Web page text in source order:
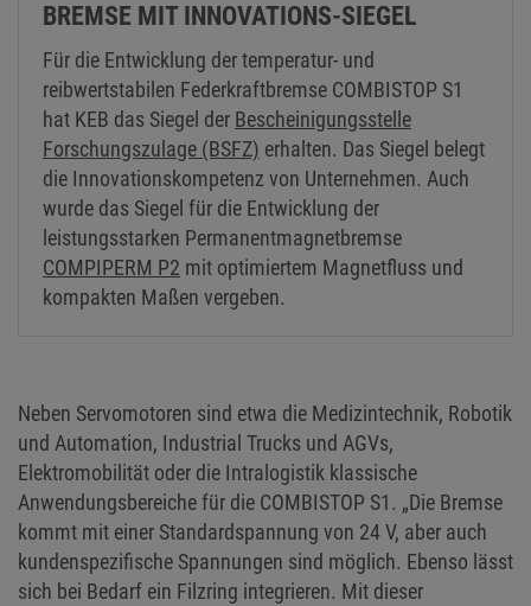
BREMSE MIT INNOVATIONS-SIEGEL
Für die Entwicklung der temperatur- und
reibwertstabilen Federkraftbremse COMBISTOP S1
hat KEB das Siegel der Bescheinigungsstelle
Forschungszulage (BSFZ) erhalten. Das Siegel belegt
die Innovationskompetenz von Unternehmen. Auch
wurde das Siegel für die Entwicklung der
leistungsstarken Permanentmagnetbremse
COMPIPERM P2 mit optimiertem Magnetfluss und
kompakten Maßen vergeben.
Neben Servomotoren sind etwa die Medizintechnik, Robotik
und Automation, Industrial Trucks und AGVs,
Elektromobilität oder die Intralogistik klassische
Anwendungsbereiche für die COMBISTOP S1. „Die Bremse
kommt mit einer Standardspannung von 24 V, aber auch
kundenspezifische Spannungen sind möglich. Ebenso lässt
sich bei Bedarf ein Filzring integrieren. Mit dieser